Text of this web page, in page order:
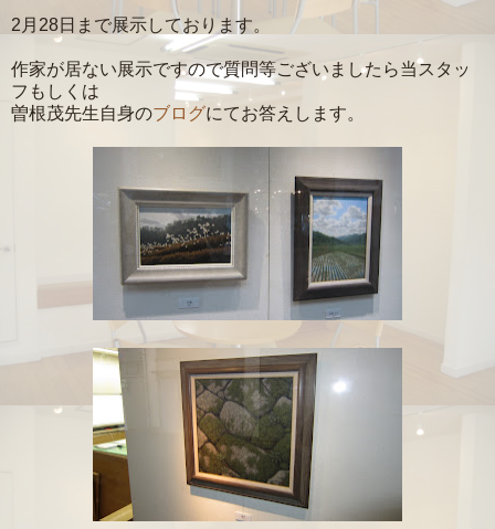
2月28日まで展示しております。
作家が居ない展示ですので質問等ございましたら当スタッ
フもしくは
曽根茂先生自身のブログにてお答えします。